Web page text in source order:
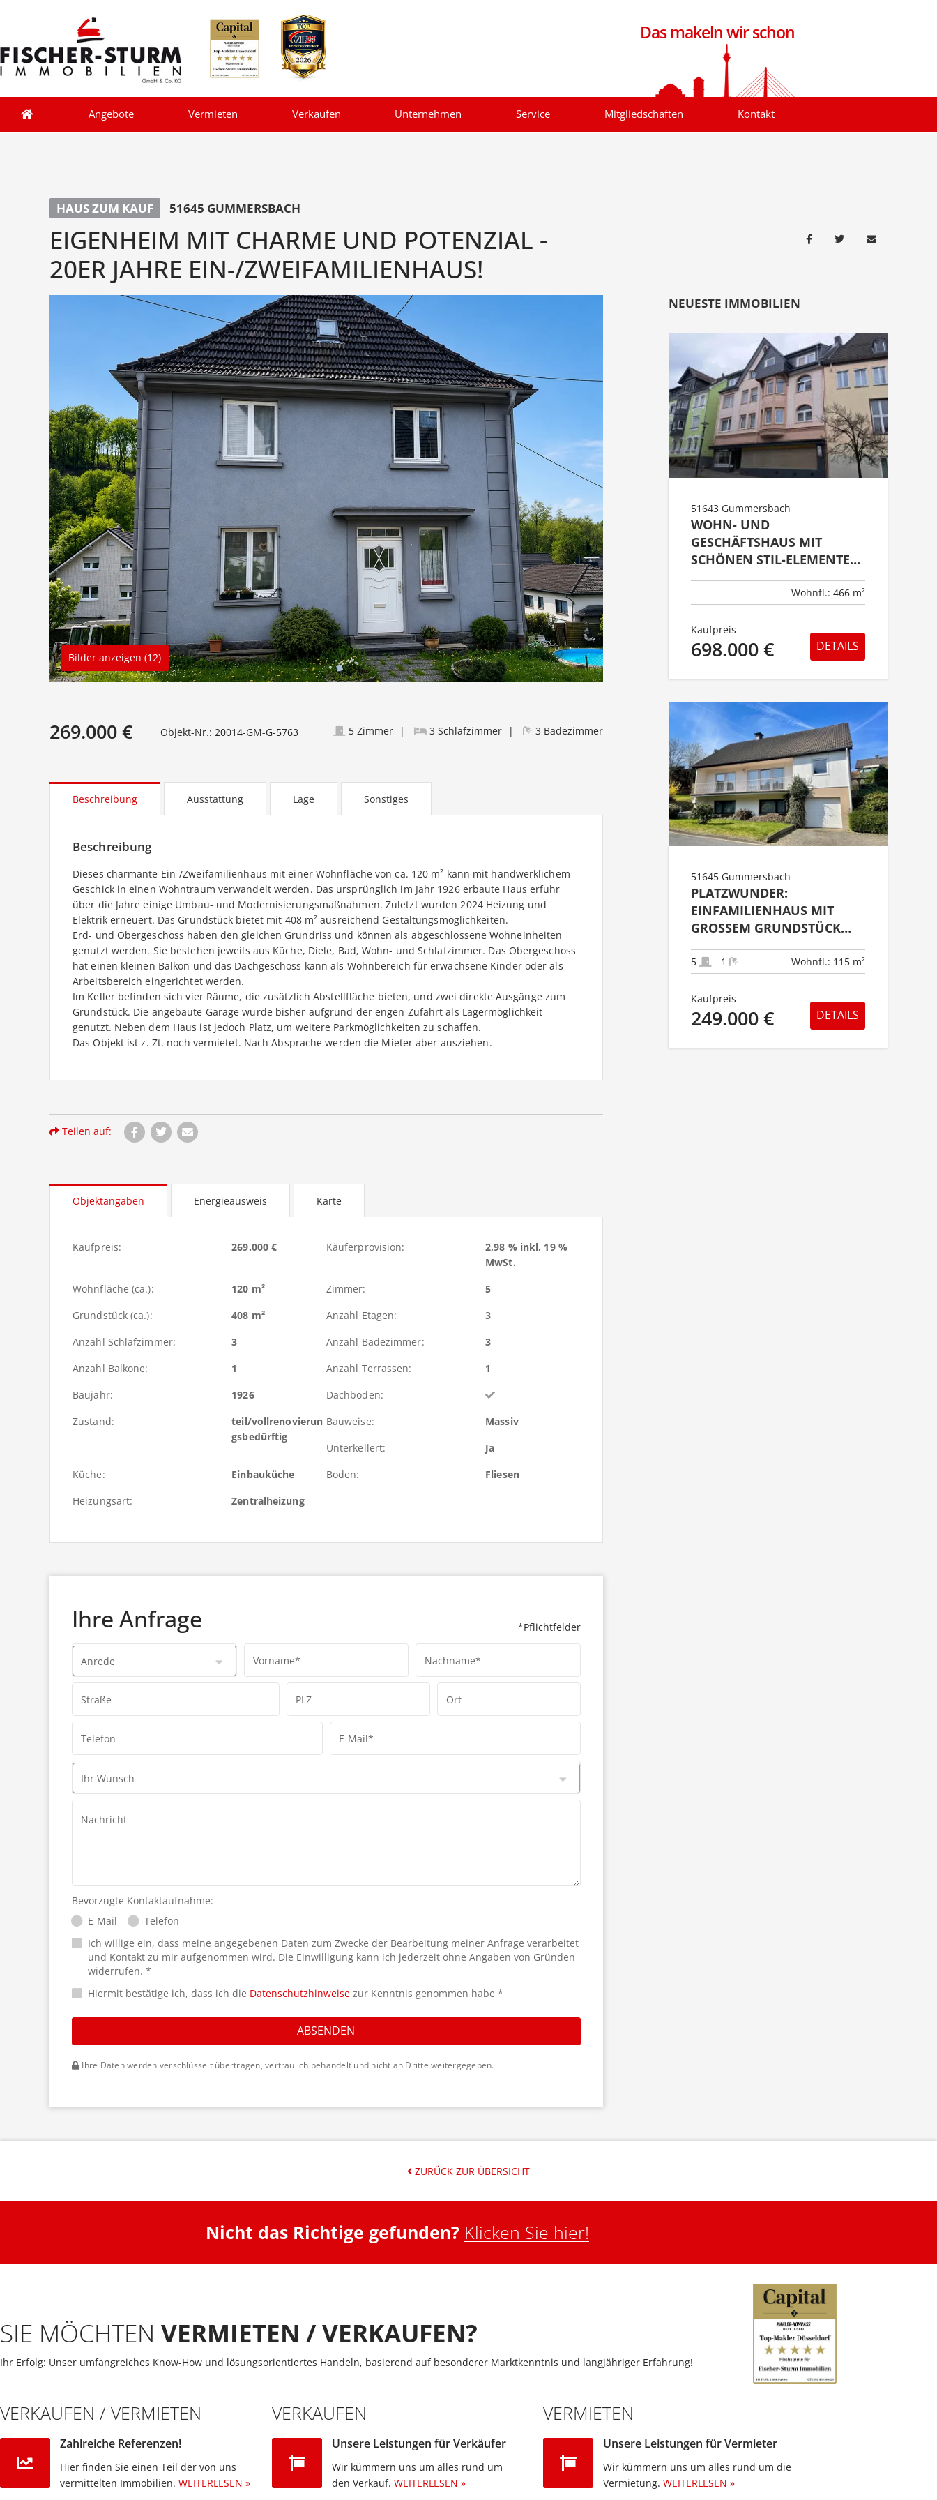
Das makeln wir schon
Angebote Vermieten Verkaufen Unternehmen Service Mitgliedschaften Kontakt
HAUS ZUM KAUF 51645 GUMMERSBACH
EIGENHEIM MIT CHARME UND POTENZIAL -
20ER JAHRE EIN-/ZWEIFAMILIENHAUS!
Bilder anzeigen (12)
269.000 € Objekt-Nr.: 20014-GM-G-5763 5 Zimmer 3 Schlafzimmer 3 Badezimmer
Beschreibung Ausstattung Lage Sonstiges
Beschreibung
Dieses charmante Ein-/Zweifamilienhaus mit einer Wohnfläche von ca. 120 m² kann mit handwerklichem
Geschick in einen Wohntraum verwandelt werden. Das ursprünglich im Jahr 1926 erbaute Haus erfuhr
über die Jahre einige Umbau- und Modernisierungsmaßnahmen. Zuletzt wurden 2024 Heizung und
Elektrik erneuert. Das Grundstück bietet mit 408 m² ausreichend Gestaltungsmöglichkeiten.
Erd- und Obergeschoss haben den gleichen Grundriss und können als abgeschlossene Wohneinheiten
genutzt werden. Sie bestehen jeweils aus Küche, Diele, Bad, Wohn- und Schlafzimmer. Das Obergeschoss
hat einen kleinen Balkon und das Dachgeschoss kann als Wohnbereich für erwachsene Kinder oder als
Arbeitsbereich eingerichtet werden.
Im Keller befinden sich vier Räume, die zusätzlich Abstellfläche bieten, und zwei direkte Ausgänge zum
Grundstück. Die angebaute Garage wurde bisher aufgrund der engen Zufahrt als Lagermöglichkeit
genutzt. Neben dem Haus ist jedoch Platz, um weitere Parkmöglichkeiten zu schaffen.
Das Objekt ist z. Zt. noch vermietet. Nach Absprache werden die Mieter aber ausziehen.
Teilen auf:
Objektangaben Energieausweis Karte
Kaufpreis: 269.000 € Käuferprovision:
2,98 % inkl. 19 %
MwSt.
Wohnfläche (ca.):
120 m² Zimmer:
5
Grundstück (ca.):
408 m² Anzahl Etagen:
3
Anzahl Schlafzimmer:
3 Anzahl Badezimmer:
3
Anzahl Balkone:
1 Anzahl Terrassen:
1
Baujahr:
1926
Dachboden:
Zustand:
teil/vollrenovierun
gsbedürftig
Bauweise:
Massiv
Unterkellert:
Ja
Küche:
Einbauküche Boden:
Fliesen
Heizungsart:
Zentralheizung
*Pflichtfelder
Ihre Anfrage
Anrede Vorname* Nachname*
Straße PLZ Ort
Telefon E-Mail*
Ihr Wunsch
Nachricht
Bevorzugte Kontaktaufnahme:
E-Mail
Telefon
Ich willige ein, dass meine angegebenen Daten zum Zwecke der Bearbeitung meiner Anfrage verarbeitet
und Kontakt zu mir aufgenommen wird. Die Einwilligung kann ich jederzeit ohne Angaben von Gründen
widerrufen. *
Hiermit bestätige ich, dass ich die Datenschutzhinweise zur Kenntnis genommen habe *
ABSENDEN
Ihre Daten werden verschlüsselt übertragen, vertraulich behandelt und nicht an Dritte weitergegeben.
NEUESTE IMMOBILIEN
51643 Gummersbach
WOHN- UND
GESCHÄFTSHAUS MIT
SCHÖNEN STIL-ELEMENTEN
IN DIREKTER
Wohnfl.: 466 m²
Kaufpreis
698.000 € DETAILS
51645 Gummersbach
PLATZWUNDER:
EINFAMILIENHAUS MIT
GROSSEM GRUNDSTÜCK U
ND INTEGRIERTER G
ARAGE!
5 1 Wohnfl.: 115 m²
Kaufpreis
249.000 € DETAILS
ZURÜCK ZUR ÜBERSICHT
Nicht das Richtige gefunden? Klicken Sie hier!
SIE MÖCHTEN VERMIETEN / VERKAUFEN?
Ihr Erfolg: Unser umfangreiches Know-How und lösungsorientiertes Handeln, basierend auf besonderer Marktkenntnis und langjähriger Erfahrung!
VERKAUFEN / VERMIETEN
Zahlreiche Referenzen!
Hier finden Sie einen Teil der von uns
vermittelten Immobilien.​WEITERLESEN »
VERKAUFEN
Unsere Leistungen für Verkäufer
Wir kümmern uns um alles rund um
den Verkauf. WEITERLESEN »
VERMIETEN
Unsere Leistungen für Vermieter
Wir kümmern uns um alles rund um die
Vermietung.​ WEITERLESEN »